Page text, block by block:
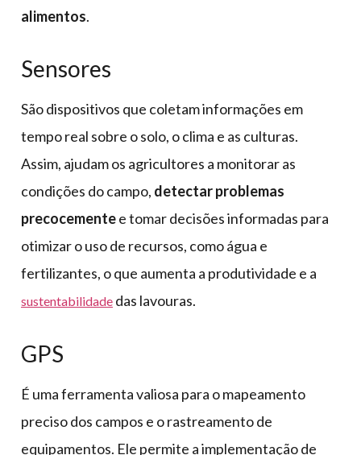
alimentos.
Sensores
São dispositivos que coletam informações em
tempo real sobre o solo, o clima e as culturas.
Assim, ajudam os agricultores a monitorar as
condições do campo, detectar problemas
precocementee tomar decisões informadas para
otimizar o uso de recursos, como água e
fertilizantes, o que aumenta a produtividade e a
sustentabilidade das lavouras.
GPS
É uma ferramenta valiosa para o mapeamento
preciso dos campos e o rastreamento de
equipamentos. Ele permite a implementação de